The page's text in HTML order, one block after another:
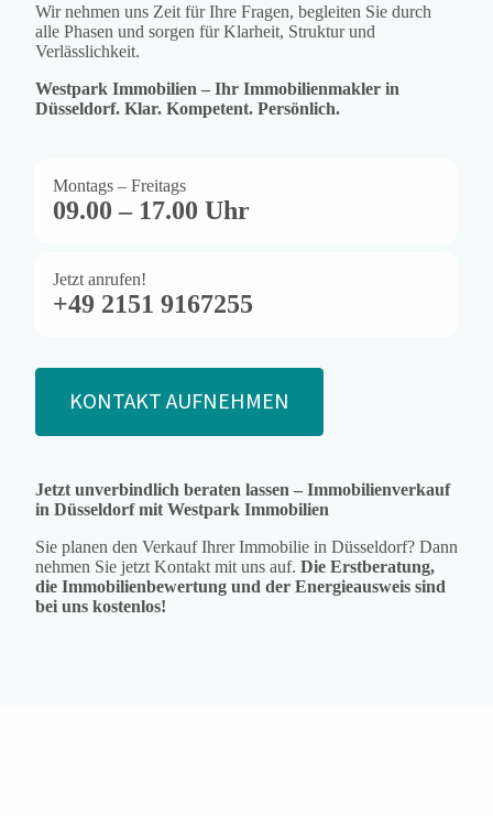
Wir nehmen uns Zeit für Ihre Fragen, begleiten Sie durch
alle Phasen und sorgen für Klarheit, Struktur und
Verlässlichkeit.
Westpark Immobilien – Ihr Immobilienmakler in
Düsseldorf. Klar. Kompetent. Persönlich.
Montags – Freitags
09.00 – 17.00 Uhr
Jetzt anrufen!
+49 2151 9167255
KONTAKT AUFNEHMEN
Jetzt unverbindlich beraten lassen – Immobilienverkauf
in Düsseldorf mit Westpark Immobilien
Sie planen den Verkauf Ihrer Immobilie in Düsseldorf? Dann
nehmen Sie jetzt Kontakt mit uns auf. Die Erstberatung,
die Immobilienbewertung und der Energieausweis sind
bei uns kostenlos!